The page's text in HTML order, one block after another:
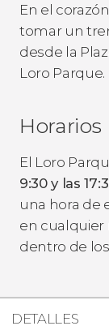
En el
tomar un
desde la
Loro Parque.
Horarios
El Loro
9:30 y las
una hora de
en cualquier
dentro de
DETALLES